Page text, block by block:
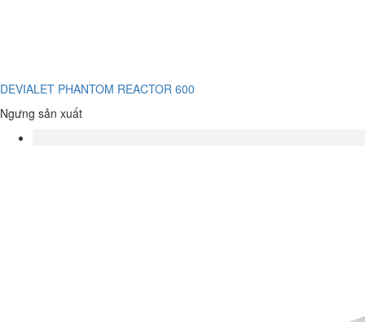
DEVIALET PHANTOM REACTOR 600
Ngưng sản xuất